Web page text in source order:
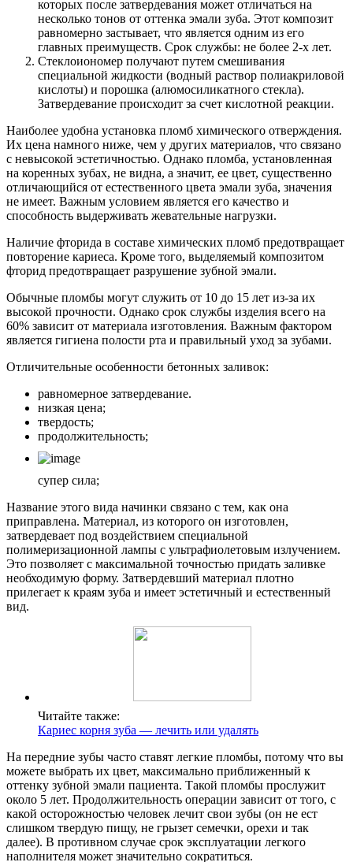
которых после затвердевания может отличаться на
несколько тонов от оттенка эмали зуба. Этот композит
равномерно застывает, что является одним из его
главных преимуществ. Срок службы: не более 2-х лет.
Стеклоиономер получают путем смешивания
специальной жидкости (водный раствор полиакриловой
кислоты) и порошка (алюмосиликатного стекла).
Затвердевание происходит за счет кислотной реакции.
Наиболее удобна установка пломб химического отверждения.
Их цена намного ниже, чем у других материалов, что связано
с невысокой эстетичностью. Однако пломба, установленная
на коренных зубах, не видна, а значит, ее цвет, существенно
отличающийся от естественного цвета эмали зуба, значения
не имеет. Важным условием является его качество и
способность выдерживать жевательные нагрузки.
Наличие фторида в составе химических пломб предотвращает
повторение кариеса. Кроме того, выделяемый композитом
фторид предотвращает разрушение зубной эмали.
Обычные пломбы могут служить от 10 до 15 лет из-за их
высокой прочности. Однако срок службы изделия всего на
60% зависит от материала изготовления. Важным фактором
является гигиена полости рта и правильный уход за зубами.
Отличительные особенности бетонных заливок:
равномерное затвердевание.
низкая цена;
твердость;
продолжительность;
супер сила;
Название этого вида начинки связано с тем, как она
приправлена. Материал, из которого он изготовлен,
затвердевает под воздействием специальной
полимеризационной лампы с ультрафиолетовым излучением.
Это позволяет с максимальной точностью придать заливке
необходимую форму. Затвердевший материал плотно
прилегает к краям зуба и имеет эстетичный и естественный
вид.
Читайте также:
Кариес корня зуба — лечить или удалять
На передние зубы часто ставят легкие пломбы, потому что вы
можете выбрать их цвет, максимально приближенный к
оттенку зубной эмали пациента. Такой пломбы прослужит
около 5 лет. Продолжительность операции зависит от того, с
какой осторожностью человек лечит свои зубы (он не ест
слишком твердую пищу, не грызет семечки, орехи и так
далее). В противном случае срок эксплуатации легкого
наполнителя может значительно сократиться.